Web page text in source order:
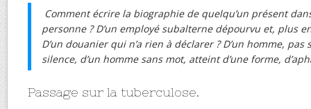
Comment écrire la biographie de quelqu’un présent
personne ? D’un employé subalterne dépourvu et, plus
D’un douanier qui n’a rien à déclarer ? D’un homme,
silence, d’un homme sans mot, atteint d’une forme,
Passage sur la tuberculose.